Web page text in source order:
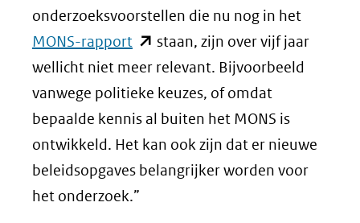
onderzoeksvoorstellen die nu nog in het
MONS-rapport (opent
in
nieuw
venster)
(verwijst
naar
een
staan, zijn over vijf jaar
wellicht niet meer relevant. Bijvoorbeeld
vanwege politieke keuzes, of omdat
bepaalde kennis al buiten het MONS is
ontwikkeld. Het kan ook zijn dat er nieuwe
beleidsopgaves belangrijker worden voor
het onderzoek.”